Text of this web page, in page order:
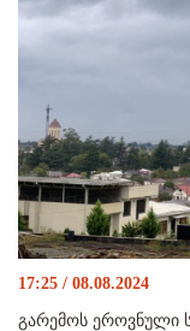
17:25 / 08.08.2024
გარემოს ეროვნული